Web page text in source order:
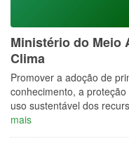
Ministério do Meio
Clima
Promover a adoção de
conhecimento, a
uso sustentável dos
mais